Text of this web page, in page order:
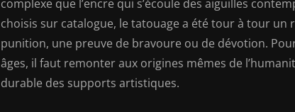
complexe que l’encre qui s’écoule des aiguilles
choisis sur catalogue, le tatouage a été tour à tour
punition, une preuve de bravoure ou de dévotion.
âges, il faut remonter aux origines mêmes de
durable des supports artistiques.